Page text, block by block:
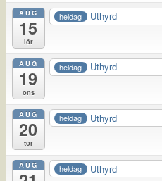
AUG
15
lör
heldag Uthyrd
AUG
19
ons
heldag Uthyrd
AUG
20
tor
heldag Uthyrd
AUG heldag Uthyrd